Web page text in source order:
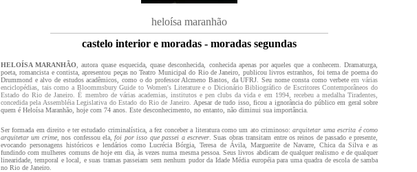
heloísa maranhão
castelo interior e moradas - moradas segundas
HELOÍSA MARANHÃO , autora quase esquecida, quase desconhecida, conhecida apenas por aqueles que a conhecem. Dramaturga,
poeta, romancista e contista, apresentou peças no Teatro Municipal do Rio de Janeiro, publicou livros estranhos, foi tema de poema do
Drummond e alvo de estudos acadêmicos, como o do professor Alcmeno Bastos, da UFRJ. Seu nome consta como verbeteem várias
enciclopédias, tais como a Bloommsbury Guide to Women's Literature e o Dicionário Bibliográfico de Escritores Contemporâneos do
Estado do Rio de Janeiro. É membro de várias academias, institutos e pen clubs da vida e em 1994, recebeu a medalha Tiradentes,
concedida pela Assembléia Legislativa do Estado do Rio de Janeiro. Apesar de tudo isso, ficou a ignorância do público em geral sobre
quem é Heloísa Maranhão, hoje com 74 anos. Este desconhecimento, no entanto, não diminui sua importância.
Ser formada em direito e ter estudado criminalística, a fez conceber a literatura como um ato criminoso:arquitetar uma escrita é como
arquitetar um crime, nos confessou ela,foi por isso que passei a escrever.Suas obras transitam entre os reinos de passado e presente,
evocando personagens históricos e lendários como Lucrécia Bórgia, Teresa de Ávila, Marguerite de Navarre, Chica da Silva e as
fundindo com mulheres comuns de hoje em dia, às vezes numa mesma pessoa. Seus livros abdicam de qualquer realismo e de qualquer
linearidade, temporal e local, e suas tramas passeiam sem nenhum pudor da Idade Média européia para uma quadra de escola de samba
no Rio de Janeiro.